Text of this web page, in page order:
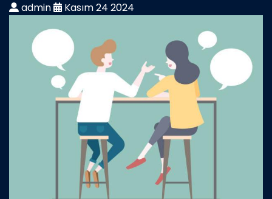
admin Kasım 24 2024